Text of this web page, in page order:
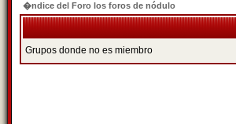
�ndice del Foro los foros de nódulo
Grupos donde no es miembro